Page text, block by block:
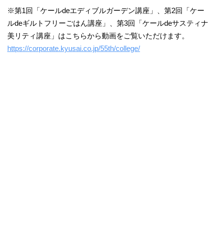
※第1回「ケールdeエディブルガーデン講座」、第2回「ケー
ルdeギルトフリーごはん講座」、第3回「ケールdeサスティナ
美リティ講座」はこちらから動画をご覧いただけます。
https://corporate.kyusai.co.jp/55th/college/